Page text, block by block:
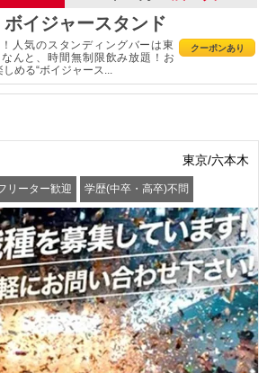
イジャースタンド
クーポンあり
人気のスタンディングバーは東
んと、時間無制限飲み放題！お
める“ボイジャース...
東京/六本木
リーター歓迎 学歴(中卒・高卒)不問
支給